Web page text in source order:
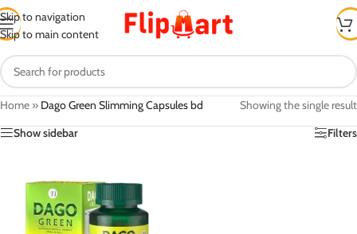
Skip to navigation
Skip to main content
Home » Dago Green Slimming Capsules bd
Showing the single result
Show sidebar
Filters